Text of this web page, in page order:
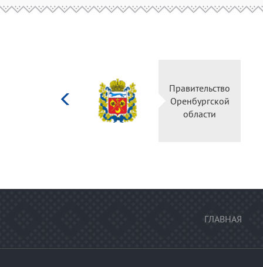
Правительство
Оренбургской
области
ГЛАВНАЯ